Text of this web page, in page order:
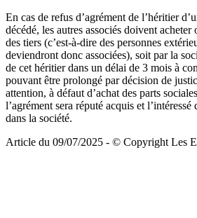
En cas de refus d’agrément de l’héritier
décédé, les autres associés doivent
des tiers (c’est-à-dire des personnes
deviendront donc associées), soit par la
de cet héritier dans un délai de 3 mois à
pouvant être prolongé par décision de
attention, à défaut d’achat des parts
l’agrément sera réputé acquis et
dans la société.
Article du 09/07/2025 - © Copyright Les